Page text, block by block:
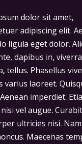
dolor sit amet,
adipiscing elit.
ligula eget dolor.
dapibus in,
tellus. Phasellus
varius laoreet.
imperdiet.
vel augue.
ultricies nisi.
Maecenas